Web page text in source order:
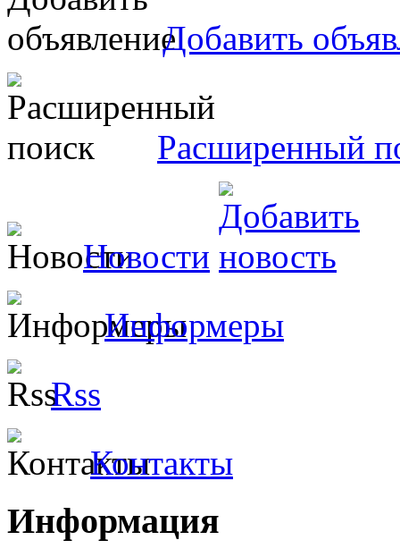
Добавить
Расширенный
Новости
Информеры
Rss
Контакты
Информация